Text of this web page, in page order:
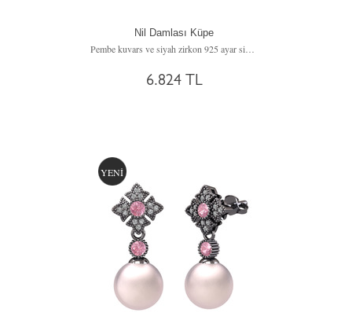
Nil Damlası Küpe
6.824 TL
YENİ